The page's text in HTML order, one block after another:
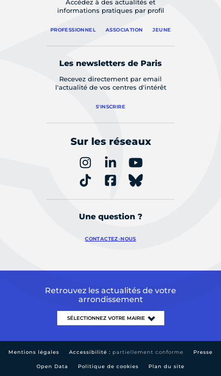
Accédez à des actualités et
informations pratiques par profil
PROFESSIONNEL ASSOCIATION JEUNE
Les newsletters de Paris
Recevez directement par email
l'actualité de vos centres d'intérêt
S'INSCRIRE
Sur les réseaux
Une question ?
CONTACTEZ-NOUS
Retrouvez les actualités de votre
arrondissement
Mentions légales Accessibilité : partiellement conforme Presse
Open Data Politique de cookies Plan du site